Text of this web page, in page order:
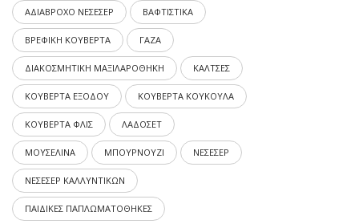
ΑΔΙΑΒΡΟΧΟ ΝΕΣΕΣΕΡ ΒΑΦΤΙΣΤΙΚΑ
ΒΡΕΦΙΚΗ ΚΟΥΒΕΡΤΑ ΓΑΖΑ
ΔΙΑΚΟΣΜΗΤΙΚΗ ΜΑΞΙΛΑΡΟΘΗΚΗ ΚΑΛΤΣΕΣ
ΚΟΥΒΕΡΤΑ ΕΞΟΔΟΥ ΚΟΥΒΕΡΤΑ ΚΟΥΚΟΥΛΑ
ΚΟΥΒΕΡΤΑ ΦΛΙΣ ΛΑΔΟΣΕΤ
ΜΟΥΣΕΛΙΝΑ ΜΠΟΥΡΝΟΥΖΙ ΝΕΣΕΣΕΡ
ΝΕΣΕΣΕΡ ΚΑΛΛΥΝΤΙΚΩΝ
ΠΑΙΔΙΚΕΣ ΠΑΠΛΩΜΑΤΟΘΗΚΕΣ